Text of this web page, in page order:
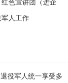
标作出更大贡献
色宣讲团（进企
人工作
役军人统一享受多